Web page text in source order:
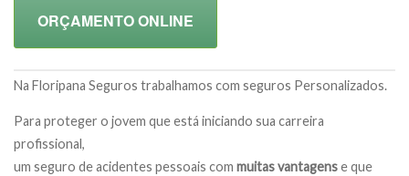
ORÇAMENTO ONLINE
Na Floripana Seguros trabalhamos com seguros Personalizados.
Para proteger o jovem que está iniciando sua carreira
profissional,
um seguro de acidentes pessoais com muitas vantagense que